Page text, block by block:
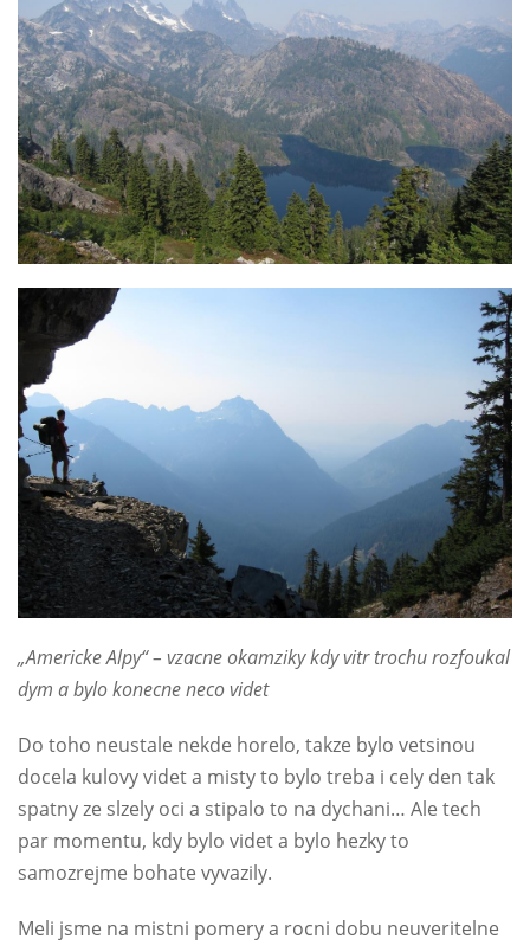
„Americke Alpy“ – vzacne okamziky kdy vitr trochu rozfoukal
dym a bylo konecne neco videt
Do toho neustale nekde horelo, takze bylo vetsinou
docela kulovy videt a misty to bylo treba i cely den tak
spatny ze slzely oci a stipalo to na dychani… Ale tech
par momentu, kdy bylo videt a bylo hezky to
samozrejme bohate vyvazily.
Meli jsme na mistni pomery a rocni dobu neuveritelne